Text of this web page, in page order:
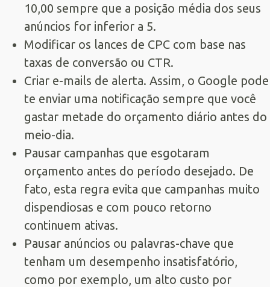
10,00 sempre que a posição média dos seus
anúncios for inferior a 5.
Modificar os lances de CPC com base nas
taxas de conversão ou CTR.
Criar e-mails de alerta. Assim, o Google pode
te enviar uma notificação sempre que você
gastar metade do orçamento diário antes do
meio-dia.
Pausar campanhas que esgotaram
orçamento antes do período desejado. De
fato, esta regra evita que campanhas muito
dispendiosas e com pouco retorno
continuem ativas.
Pausar anúncios ou palavras-chave que
tenham um desempenho insatisfatório,
como por exemplo, um alto custo por